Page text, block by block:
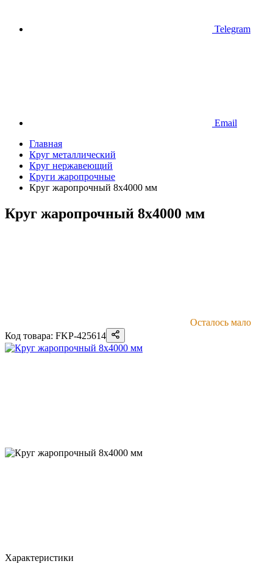
Telegram
Email
Главная
Круг металлический
Круг нержавеющий
Круги жаропрочные
Круг жаропрочный 8х4000 мм
Круг жаропрочный 8х4000 мм
Осталось мало
Код товара: FKP-425614
Характеристики